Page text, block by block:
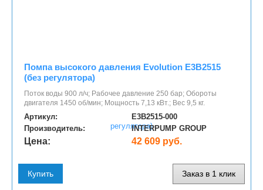
Помпа высокого давления Evolution E3B2515
(без регулятора)
Поток воды 900 л/ч; Рабочее давление 250 бар; Обороты
двигателя 1450 об/мин; Мощность 7,13 кВт.; Вес 9,5 кг.
Артикул:
E3B2515-000
Производитель:
INTERPUMP GROUP
Цена: 42 609 руб.
Купить Заказ в 1 клик